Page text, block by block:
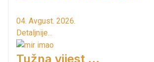
04. Avgust. 2026.
Detaljnije...
Tužna vijest ...